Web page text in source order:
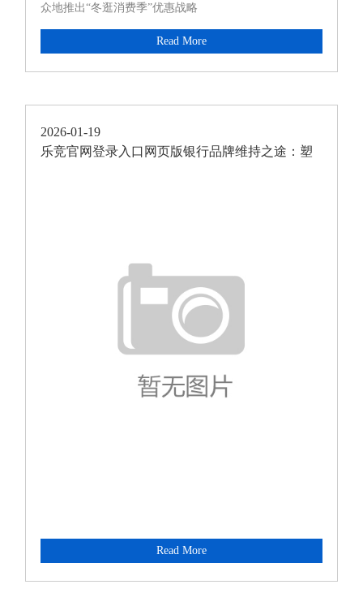
众地推出“冬逛消费季”优惠战略
Read More
2026-01-19
乐竞官网登录入口网页版银行品牌维持之途：塑
Read More